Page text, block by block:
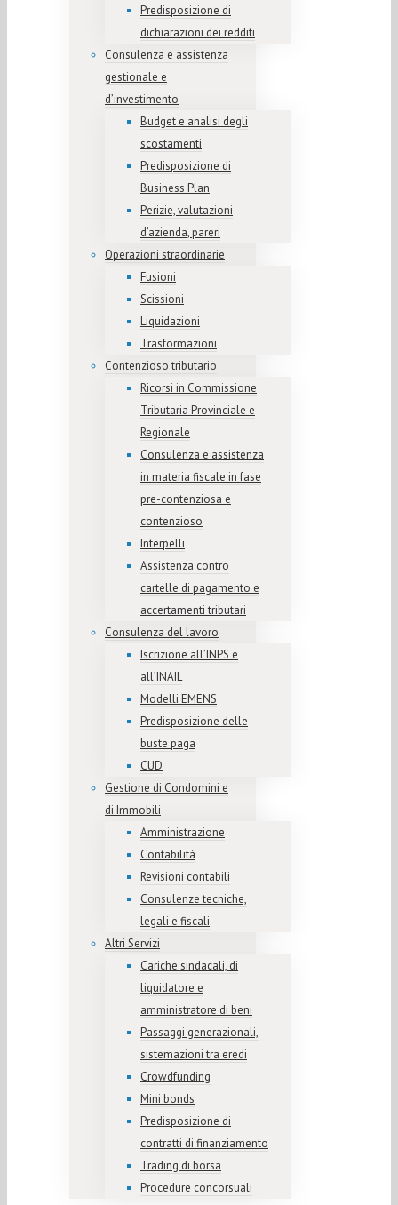
Predisposizione di
dichiarazioni dei redditi
Consulenza e assistenza
gestionale e
d’investimento
Budget e analisi degli
scostamenti
Predisposizione di
Business Plan
Perizie, valutazioni
d’azienda, pareri
Operazioni straordinarie
Fusioni
Scissioni
Liquidazioni
Trasformazioni
Contenzioso tributario
Ricorsi in Commissione
Tributaria Provinciale e
Regionale
Consulenza e assistenza
in materia fiscale in fase
pre-contenziosa e
contenzioso
Interpelli
Assistenza contro
cartelle di pagamento e
accertamenti tributari
Consulenza del lavoro
Iscrizione all’INPS e
all’INAIL
Modelli EMENS
Predisposizione delle
buste paga
CUD
Gestione di Condomini e
di Immobili
Amministrazione
Contabilità
Revisioni contabili
Consulenze tecniche,
legali e fiscali
Altri Servizi
Cariche sindacali, di
liquidatore e
amministratore di beni
Passaggi generazionali,
sistemazioni tra eredi
Crowdfunding
Mini bonds
Predisposizione di
contratti di finanziamento
Trading di borsa
Procedure concorsuali